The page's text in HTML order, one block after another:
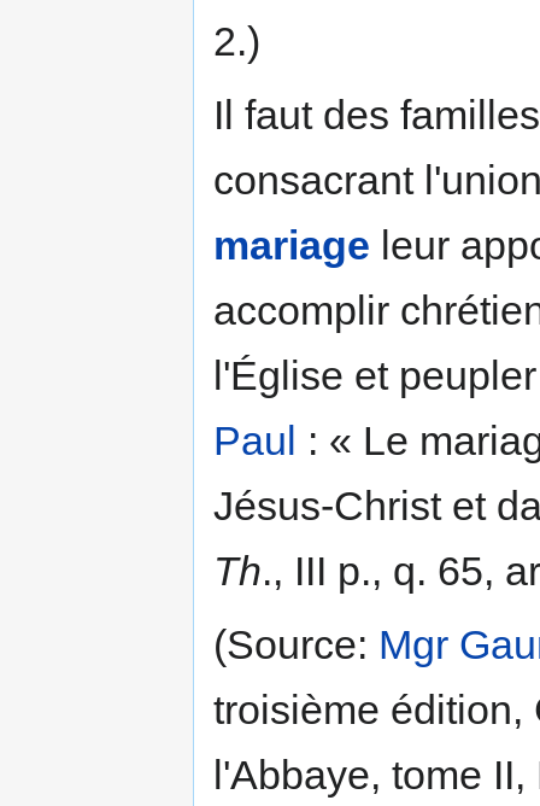
2.)
Il faut des
consacrant
mariage leur
accomplir
l'Église et
Paul : « Le
Jésus-Christ et
Th., III p., q. 65,
(Source: Mgr
troisième édition,
l'Abbaye, tome